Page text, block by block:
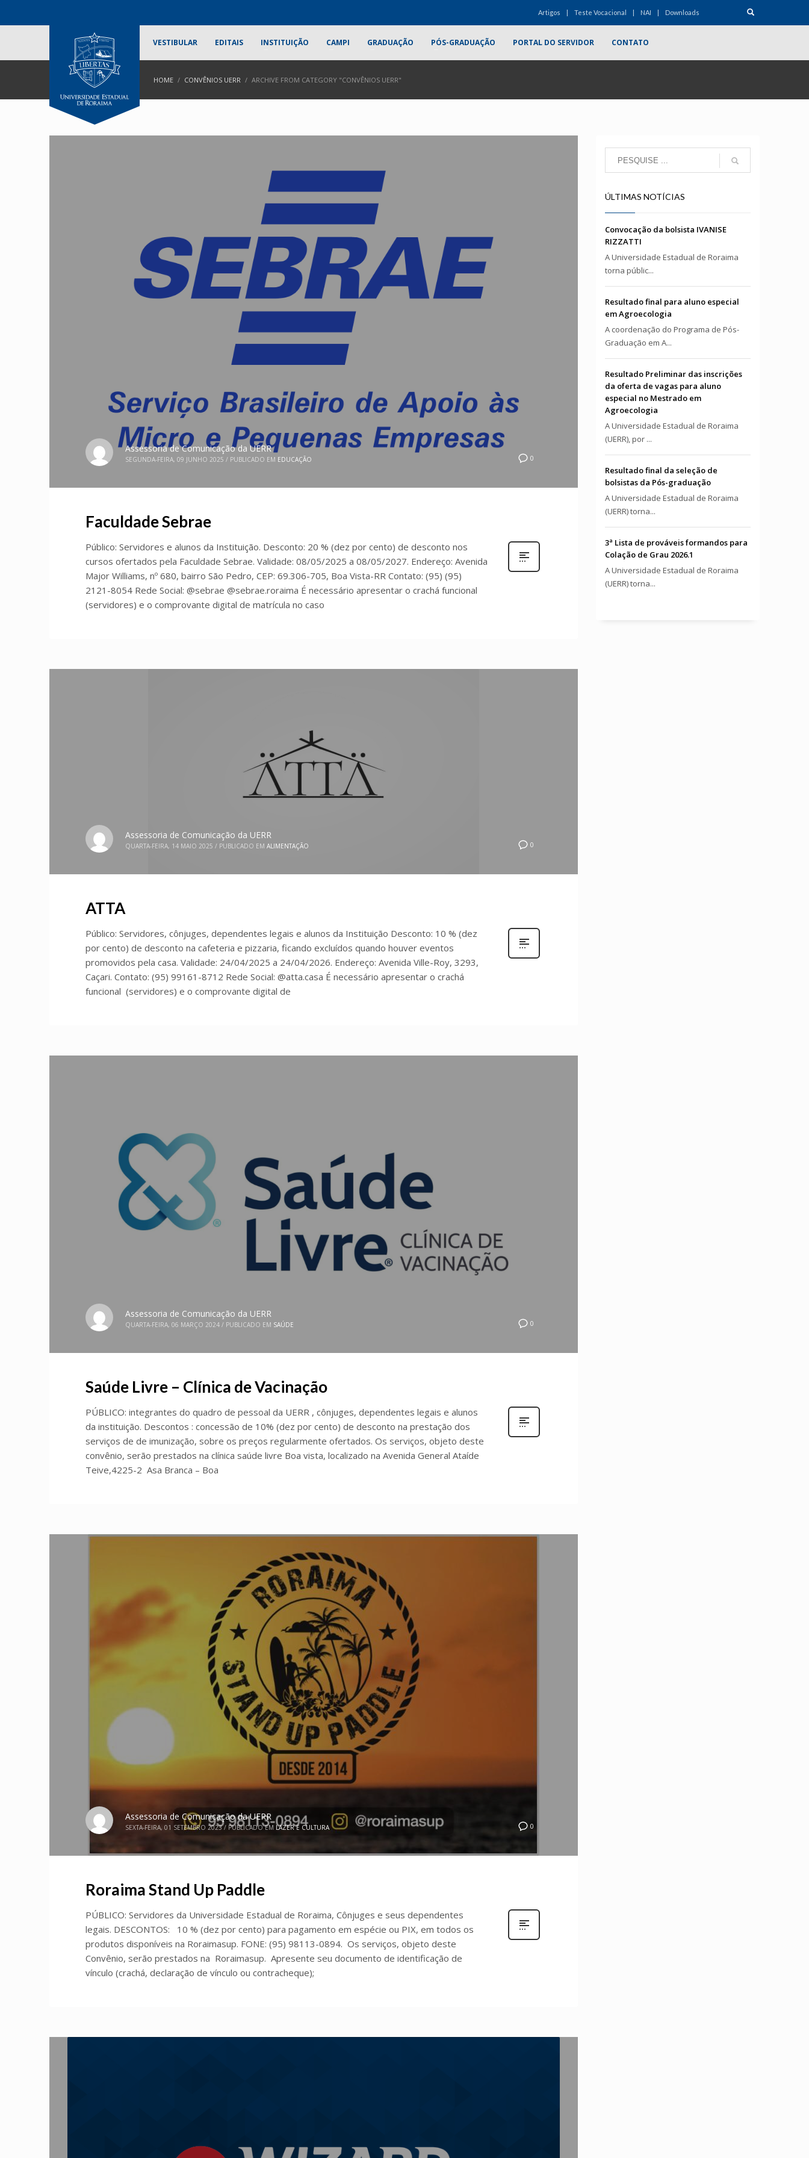
Artigos Teste Vocacional NAI Downloads
VESTIBULAR EDITAIS INSTITUIÇÃO CAMPI GRADUAÇÃO PÓS-GRADUAÇÃO PORTAL DO SERVIDOR CONTATO
HOME CONVÊNIOS UERR ARCHIVE FROM CATEGORY "CONVÊNIOS UERR"
0
Assessoria de Comunicação da UERR
SEGUNDA-FEIRA, 09 JUNHO 2025 / PUBLICADO EM EDUCAÇÃO
Faculdade Sebrae
Público: Servidores e alunos da Instituição. Desconto: 20 % (dez por cento) de desconto nos
cursos ofertados pela Faculdade Sebrae. Validade: 08/05/2025 a 08/05/2027. Endereço: Avenida
Major Williams, nº 680, bairro São Pedro, CEP: 69.306-705, Boa Vista-RR Contato: (95) (95)
2121-8054 Rede Social: @sebrae @sebrae.roraima É necessário apresentar o crachá funcional
(servidores) e o comprovante digital de matrícula no caso
0
Assessoria de Comunicação da UERR
QUARTA-FEIRA, 14 MAIO 2025 / PUBLICADO EM ALIMENTAÇÃO
ATTA
Público: Servidores, cônjuges, dependentes legais e alunos da Instituição Desconto: 10 % (dez
por cento) de desconto na cafeteria e pizzaria, ficando excluídos quando houver eventos
promovidos pela casa. Validade: 24/04/2025 a 24/04/2026. Endereço: Avenida Ville-Roy, 3293,
Caçari. Contato: (95) 99161-8712 Rede Social: @atta.casa É necessário apresentar o crachá
funcional (servidores) e o comprovante digital de
0
Assessoria de Comunicação da UERR
QUARTA-FEIRA, 06 MARÇO 2024 / PUBLICADO EM SAÚDE
Saúde Livre – Clínica de Vacinação
PÚBLICO: integrantes do quadro de pessoal da UERR , cônjuges, dependentes legais e alunos
da instituição. Descontos : concessão de 10% (dez por cento) de desconto na prestação dos
serviços de de imunização, sobre os preços regularmente ofertados. Os serviços, objeto deste
convênio, serão prestados na clínica saúde livre Boa vista, localizado na Avenida General Ataíde
Teive,4225-2 Asa Branca – Boa
0
Assessoria de Comunicação da UERR
SEXTA-FEIRA, 01 SETEMBRO 2023 / PUBLICADO EM LAZER E CULTURA
Roraima Stand Up Paddle
PÚBLICO: Servidores da Universidade Estadual de Roraima, Cônjuges e seus dependentes
legais. DESCONTOS: 10 % (dez por cento) para pagamento em espécie ou PIX, em todos os
produtos disponíveis na Roraimasup. FONE: (95) 98113-0894. Os serviços, objeto deste
Convênio, serão prestados na Roraimasup. Apresente seu documento de identificação de
vínculo (crachá, declaração de vínculo ou contracheque);
ÚLTIMAS NOTÍCIAS
Convocação da bolsista IVANISE
RIZZATTI
A Universidade Estadual de Roraima
torna públic...
Resultado final para aluno especial
em Agroecologia
A coordenação do Programa de Pós-
Graduação em A...
Resultado Preliminar das inscrições
da oferta de vagas para aluno
especial no Mestrado em
Agroecologia
A Universidade Estadual de Roraima
(UERR), por ...
Resultado final da seleção de
bolsistas da Pós-graduação
A Universidade Estadual de Roraima
(UERR) torna...
3ª Lista de prováveis formandos para
Colação de Grau 2026.1
A Universidade Estadual de Roraima
(UERR) torna...